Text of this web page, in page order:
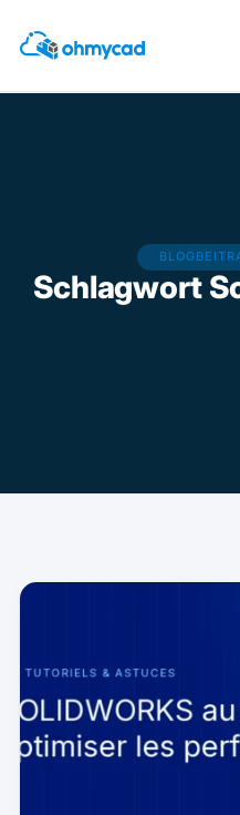
Hauptinhalt
Schlagwort